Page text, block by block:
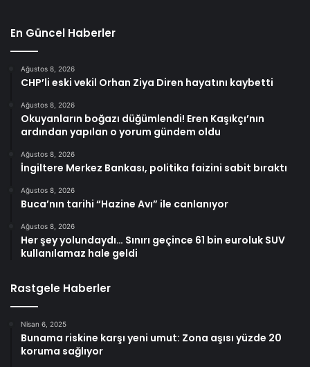
En Güncel Haberler
Ağustos 8, 2026
CHP’li eski vekil Orhan Ziya Diren hayatını kaybetti
Ağustos 8, 2026
Okuyanların boğazı düğümlendi! Eren Kaşıkçı’nın
ardından yapılan o yorum gündem oldu
Ağustos 8, 2026
İngiltere Merkez Bankası, politika faizini sabit bıraktı
Ağustos 8, 2026
Buca’nın tarihi “Hazine Avı” ile canlanıyor
Ağustos 8, 2026
Her şey yolundaydı… Sınırı geçince 61 bin euroluk SUV
kullanılamaz hale geldi
Rastgele Haberler
Nisan 6, 2025
Bunama riskine karşı yeni umut: Zona aşısı yüzde 20
koruma sağlıyor